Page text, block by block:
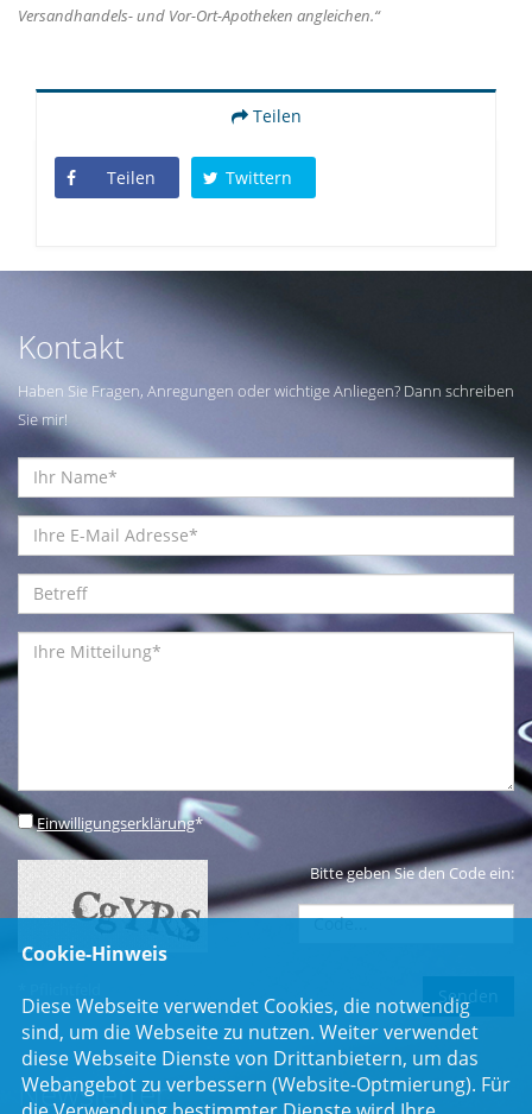
Versandhandels- und Vor-Ort-Apotheken angleichen.“
Teilen
Teilen Twittern
Kontakt
Haben Sie Fragen, Anregungen oder wichtige Anliegen? Dann schreiben
Sie mir!
Einwilligungserklärung*
Bitte geben Sie den Code ein:
Newsletter
Cookie-Hinweis
Diese Webseite verwendet Cookies, die notwendig
sind, um die Webseite zu nutzen. Weiter verwendet
diese Webseite Dienste von Drittanbietern, um das
Webangebot zu verbessern (Website-Optmierung). Für